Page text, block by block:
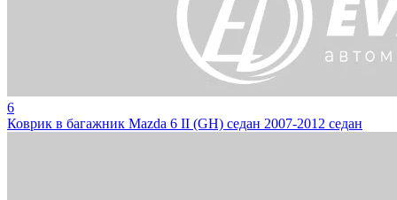
6
Коврик в багажник Mazda 6 II (GH) седан 2007-2012 седан